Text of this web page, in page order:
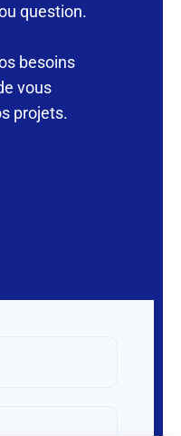
question.
besoins
vous
projets.